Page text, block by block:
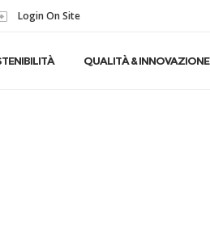
Login On Site
QUALITÀ & INNOVAZIONE